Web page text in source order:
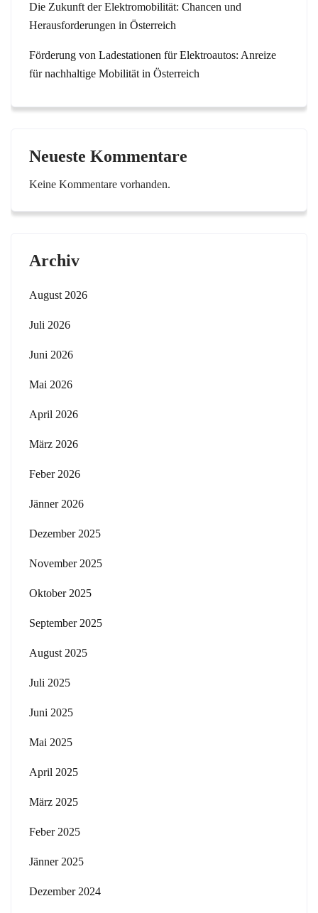
Die Zukunft der Elektromobilität: Chancen und
Herausforderungen in Österreich
Förderung von Ladestationen für Elektroautos: Anreize
für nachhaltige Mobilität in Österreich
Neueste Kommentare
Keine Kommentare vorhanden.
Archiv
August 2026
Juli 2026
Juni 2026
Mai 2026
April 2026
März 2026
Feber 2026
Jänner 2026
Dezember 2025
November 2025
Oktober 2025
September 2025
August 2025
Juli 2025
Juni 2025
Mai 2025
April 2025
März 2025
Feber 2025
Jänner 2025
Dezember 2024